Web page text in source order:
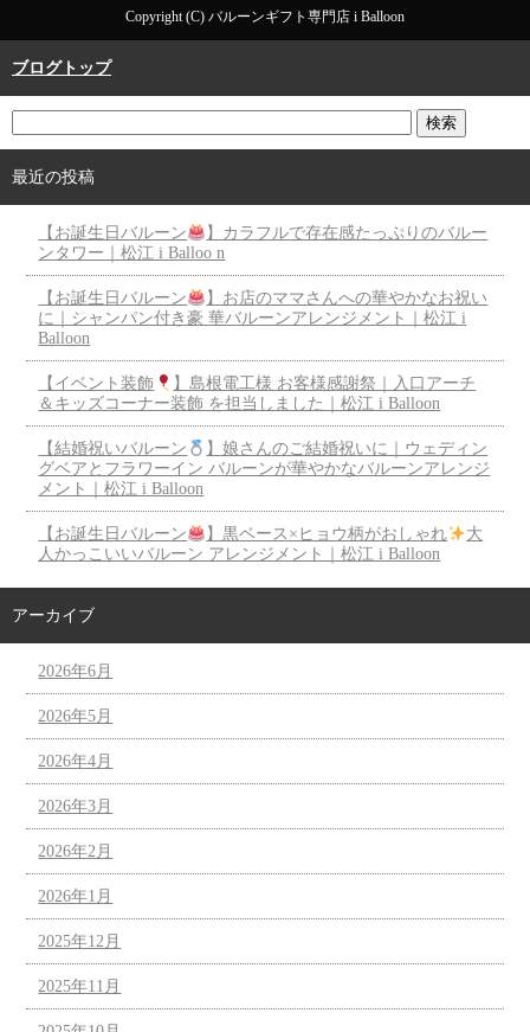
Copyright (C) バルーンギフト専門店 i Balloon
ブログトップ
最近の投稿
【お誕生日バルーン
】カラフルで存在感たっぷりのバルー
ンタワー｜松江 i Balloo n
【お誕生日バルーン
】お店のママさんへの華やかなお祝い
に｜シャンパン付き豪 華バルーンアレンジメント｜松江 i
Balloon
【イベント装飾
】島根電工様 お客様感謝祭｜入口アーチ
＆キッズコーナー装飾 を担当しました｜松江 i Balloon
【結婚祝いバルーン
】娘さんのご結婚祝いに｜ウェディン
グベアとフラワーイン バルーンが華やかなバルーンアレンジ
メント｜松江 i Balloon
【お誕生日バルーン 】黒ベース×ヒョウ柄がおしゃれ
大
人かっこいいバルーン アレンジメント｜松江 i Balloon
アーカイブ
2026年6月
2026年5月
2026年4月
2026年3月
2026年2月
2026年1月
2025年12月
2025年11月